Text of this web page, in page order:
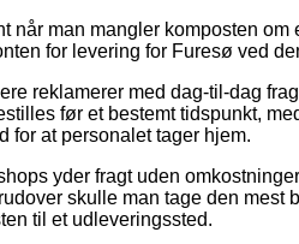
når man mangler komposten om
for levering for Furesø ved
reklamerer med dag-til-dag
før et bestemt tidspunkt,
for at personalet tager hjem.
yder fragt uden
skulle man tage den mest
til et udleveringssted.